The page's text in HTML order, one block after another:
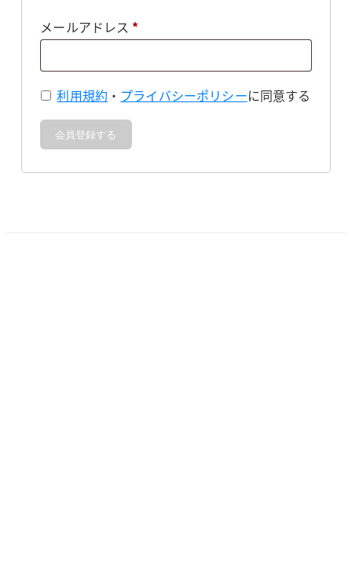
メールアドレス *必
利用規約 ・ プライバシーポリシーに同意する
会員登録する